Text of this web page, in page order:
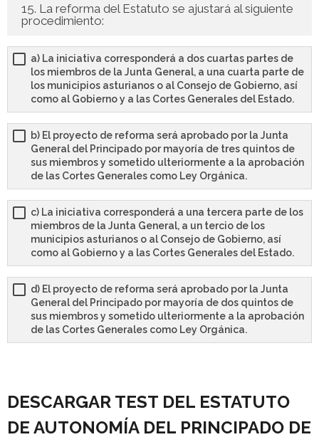
15. La reforma del Estatuto se ajustará al siguiente
procedimiento:
a) La iniciativa corresponderá a dos cuartas partes de
los miembros de la Junta General, a una cuarta parte de
los municipios asturianos o al Consejo de Gobierno, así
como al Gobierno y a las Cortes Generales del Estado.
b) El proyecto de reforma será aprobado por la Junta
General del Principado por mayoría de tres quintos de
sus miembros y sometido ulteriormente a la aprobación
de las Cortes Generales como Ley Orgánica.
c) La iniciativa corresponderá a una tercera parte de los
miembros de la Junta General, a un tercio de los
municipios asturianos o al Consejo de Gobierno, así
como al Gobierno y a las Cortes Generales del Estado.
d) El proyecto de reforma será aprobado por la Junta
General del Principado por mayoría de dos quintos de
sus miembros y sometido ulteriormente a la aprobación
de las Cortes Generales como Ley Orgánica.
DESCARGAR TEST DEL ESTATUTO
DE AUTONOMÍA DEL PRINCIPADO DE